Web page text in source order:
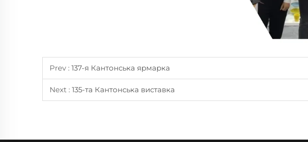
Prev : 137-я Кантонська ярмарка
Next : 135-та Кантонська виставка